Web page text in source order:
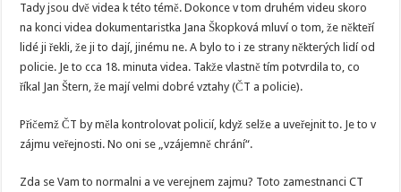
Tady jsou dvě videa k této témě. Dokonce v tom druhém videu skoro
na konci videa dokumentaristka Jana Škopková mluví o tom, že někteří
lidé ji řekli, že ji to dají, jinému ne. A bylo to i ze strany některých lidí od
policie. Je to cca 18. minuta videa. Takže vlastně tím potvrdila to, co
říkal Jan Štern, že mají velmi dobré vztahy (ČT a policie).
Přičemž ČT by měla kontrolovat policií, když selže a uveřejnit to. Je to v
zájmu veřejnosti. No oni se „vzájemně chrání“.
Zda se Vam to normalni a ve verejnem zajmu? Toto zamestnanci CT